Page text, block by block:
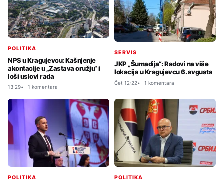
POLITIKA
NPS u Kragujevcu: Kašnjenje
akontacije u „Zastava oružju“ i
loši uslovi rada
13:29 1 komentara
SERVIS
JKP „Šumadija“: Radovi na više
lokacija u Kragujevcu 6. avgusta
Čet 12:22 1 komentara
POLITIKA POLITIKA